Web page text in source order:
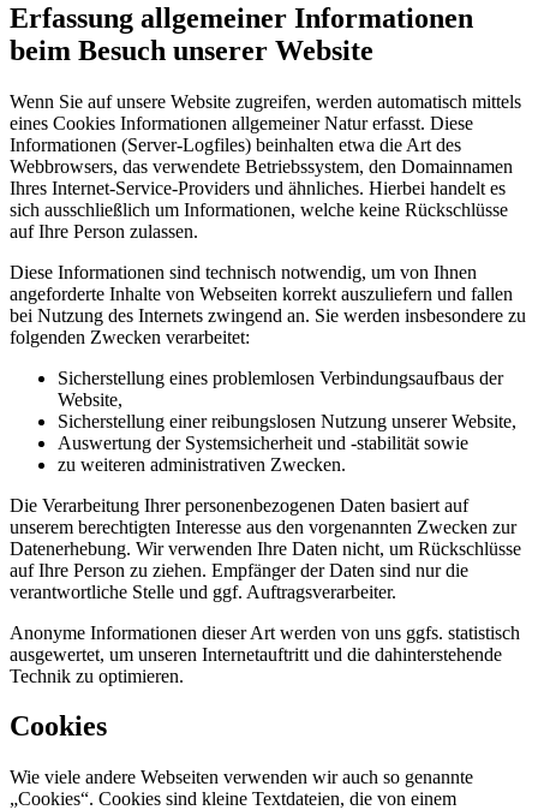
Erfassung allgemeiner Informationen
beim Besuch unserer Website
Wenn Sie auf unsere Website zugreifen, werden automatisch mittels
eines Cookies Informationen allgemeiner Natur erfasst. Diese
Informationen (Server-Logfiles) beinhalten etwa die Art des
Webbrowsers, das verwendete Betriebssystem, den Domainnamen
Ihres Internet-Service-Providers und ähnliches. Hierbei handelt es
sich ausschließlich um Informationen, welche keine Rückschlüsse
auf Ihre Person zulassen.
Diese Informationen sind technisch notwendig, um von Ihnen
angeforderte Inhalte von Webseiten korrekt auszuliefern und fallen
bei Nutzung des Internets zwingend an. Sie werden insbesondere zu
folgenden Zwecken verarbeitet:
Sicherstellung eines problemlosen Verbindungsaufbaus der
Website,
Sicherstellung einer reibungslosen Nutzung unserer Website,
Auswertung der Systemsicherheit und -stabilität sowie
zu weiteren administrativen Zwecken.
Die Verarbeitung Ihrer personenbezogenen Daten basiert auf
unserem berechtigten Interesse aus den vorgenannten Zwecken zur
Datenerhebung. Wir verwenden Ihre Daten nicht, um Rückschlüsse
auf Ihre Person zu ziehen. Empfänger der Daten sind nur die
verantwortliche Stelle und ggf. Auftragsverarbeiter.
Anonyme Informationen dieser Art werden von uns ggfs. statistisch
ausgewertet, um unseren Internetauftritt und die dahinterstehende
Technik zu optimieren.
Cookies
Wie viele andere Webseiten verwenden wir auch so genannte
„Cookies“. Cookies sind kleine Textdateien, die von einem